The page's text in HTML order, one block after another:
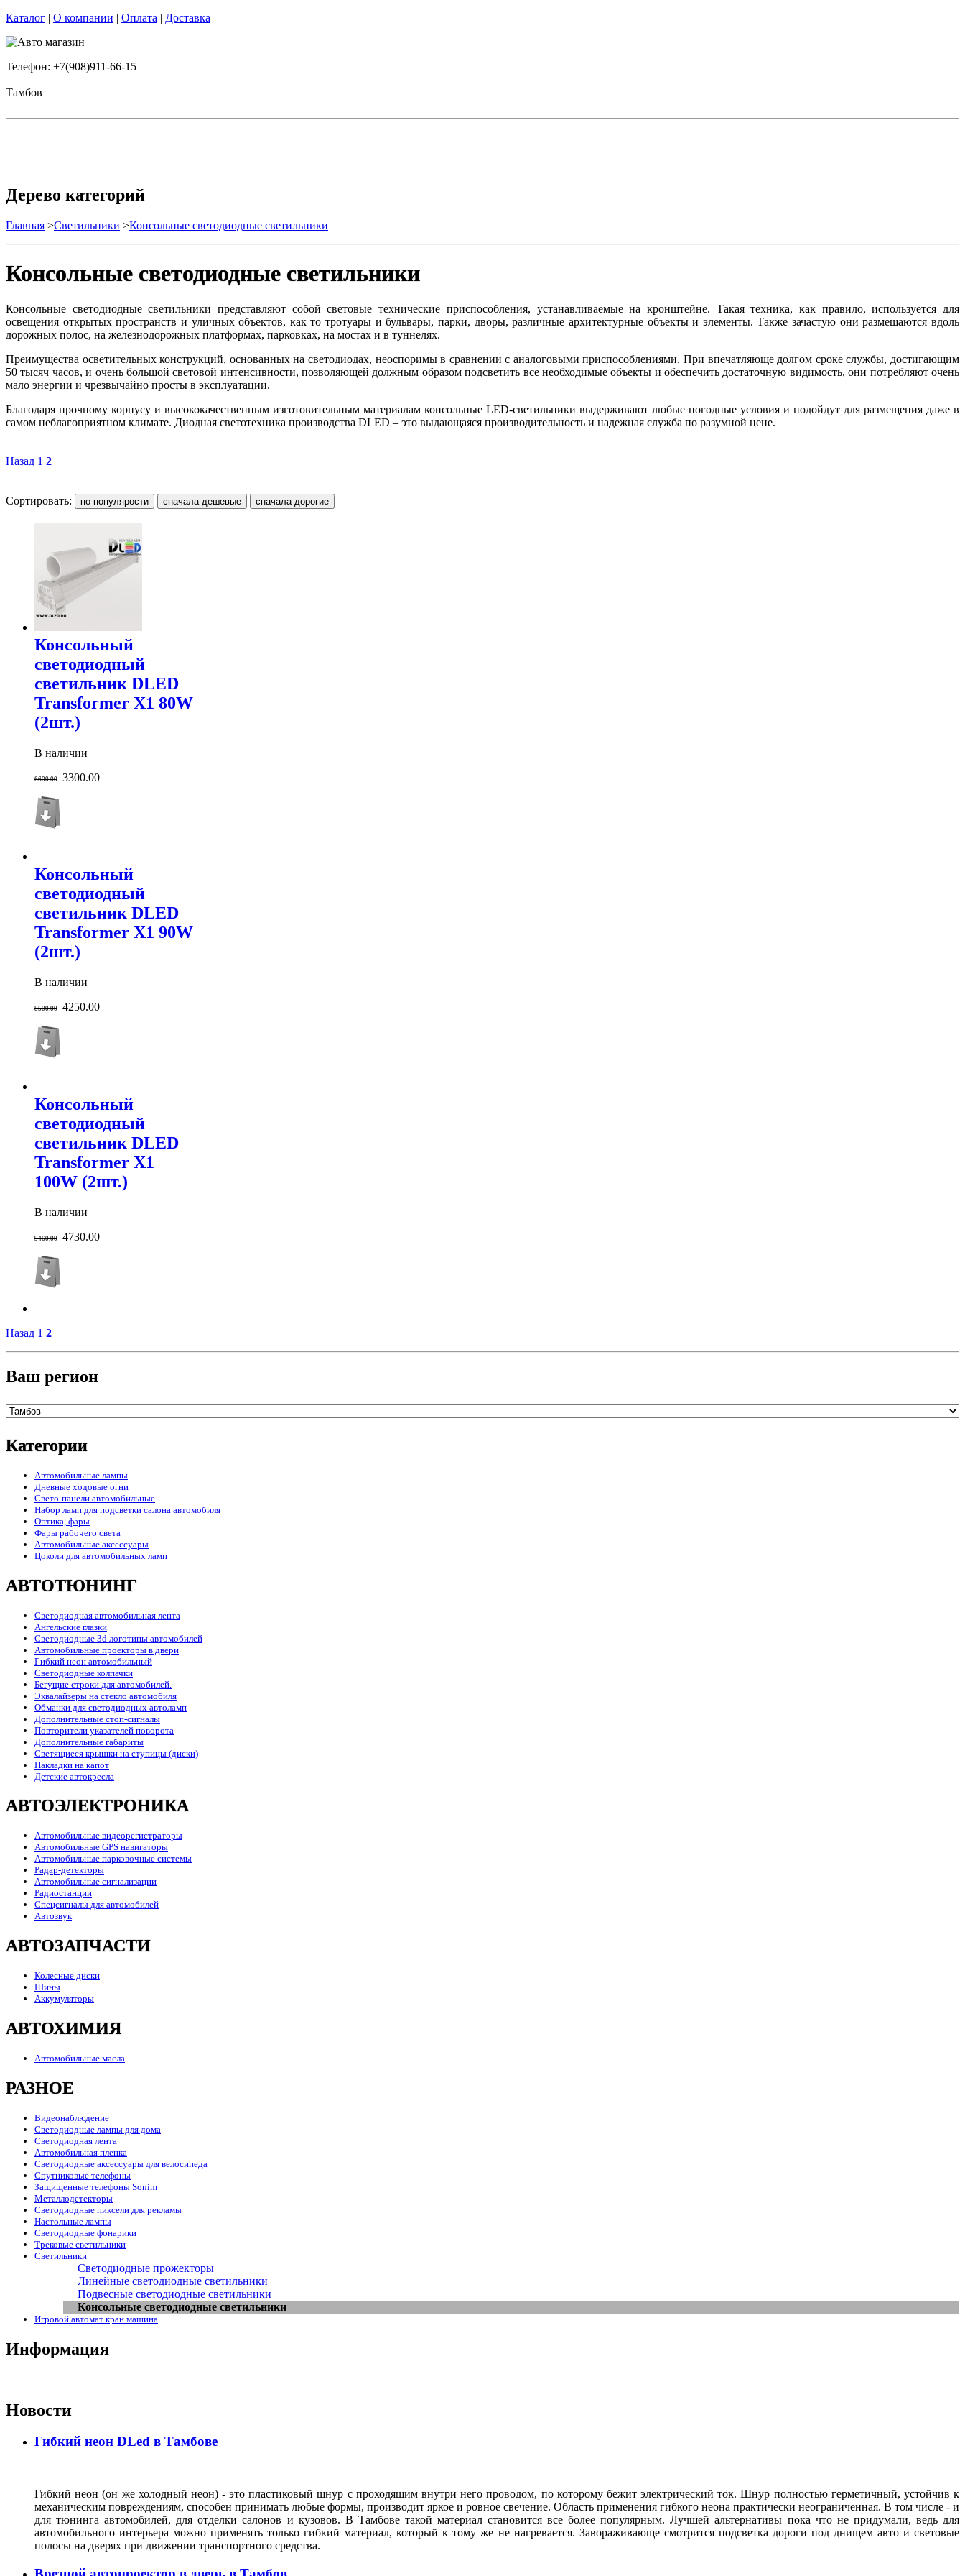
Каталог | О компании | Оплата | Доставка
Телефон: +7(908)911-66-15
Тамбов
Дерево категорий
Главная >Светильники >Консольные светодиодные светильники
Консольные светодиодные светильники
Консольные светодиодные светильники представляют собой световые технические приспособления, устанавливаемые на кронштейне. Такая техника, как правило, используется для
освещения открытых пространств и уличных объектов, как то тротуары и бульвары, парки, дворы, различные архитектурные объекты и элементы. Также зачастую они размещаются вдоль
дорожных полос, на железнодорожных платформах, парковках, на мостах и в туннелях.
Преимущества осветительных конструкций, основанных на светодиодах, неоспоримы в сравнении с аналоговыми приспособлениями. При впечатляюще долгом сроке службы, достигающим
50 тысяч часов, и очень большой световой интенсивности, позволяющей должным образом подсветить все необходимые объекты и обеспечить достаточную видимость, они потребляют очень
мало энергии и чрезвычайно просты в эксплуатации.
Благодаря прочному корпусу и высококачественным изготовительным материалам консольные LED-светильники выдерживают любые погодные условия и подойдут для размещения даже в
самом неблагоприятном климате. Диодная светотехника производства DLED – это выдающаяся производительность и надежная служба по разумной цене.
Назад 1 2
Сортировать:
Консольный
светодиодный
светильник DLED
Transformer X1 80W
(2шт.)
В наличии
6600.00 3300.00
Консольный
светодиодный
светильник DLED
Transformer X1 90W
(2шт.)
В наличии
8500.00 4250.00
Консольный
светодиодный
светильник DLED
Transformer X1
100W (2шт.)
В наличии
9460.00 4730.00
Назад 1 2
Ваш регион
Категории
Автомобильные лампы
Дневные ходовые огни
Свето-панели автомобильные
Набор ламп для подсветки салона автомобиля
Оптика, фары
Фары рабочего света
Автомобильные аксессуары
Цоколи для автомобильных ламп
АВТОТЮНИНГ
Светодиодная автомобильная лента
Ангельские глазки
Светодиодные 3d логотипы автомобилей
Автомобильные проекторы в двери
Гибкий неон автомобильный
Светодиодные колпачки
Бегущие строки для автомобилей.
Эквалайзеры на стекло автомобиля
Обманки для светодиодных автоламп
Дополнительные стоп-сигналы
Повторители указателей поворота
Дополнительные габариты
Светящиеся крышки на ступицы (диски)
Накладки на капот
Детские автокресла
АВТОЭЛЕКТРОНИКА
Автомобильные видеорегистраторы
Автомобильные GPS навигаторы
Автомобильные парковочные системы
Радар-детекторы
Автомобильные сигнализации
Радиостанции
Спецсигналы для автомобилей
Автозвук
АВТОЗАПЧАСТИ
Колесные диски
Шины
Аккумуляторы
АВТОХИМИЯ
Автомобильные масла
РАЗНОЕ
Видеонаблюдение
Светодиодные лампы для дома
Светодиодная лента
Автомобильная пленка
Светодиодные аксессуары для велосипеда
Спутниковые телефоны
Защищенные телефоны Sonim
Металлодетекторы
Светодиодные пиксели для рекламы
Настольные лампы
Светодиодные фонарики
Трековые светильники
Светильники
Светодиодные прожекторы
Линейные светодиодные светильники
Подвесные светодиодные светильники
Консольные светодиодные светильники
Игровой автомат кран машина
Информация
Новости
Гибкий неон DLed в Тамбове
Гибкий неон (он же холодный неон) - это пластиковый шнур с проходящим внутри него проводом, по которому бежит электрический ток. Шнур полностью герметичный, устойчив к
механическим повреждениям, способен принимать любые формы, производит яркое и ровное свечение. Область применения гибкого неона практически неограниченная. В том числе - и
для тюнинга автомобилей, для отделки салонов и кузовов. В Тамбове такой материал становится все более популярным. Лучшей альтернативы пока что не придумали, ведь для
автомобильного интерьера можно применять только гибкий материал, который к тому же не нагревается. Завораживающе смотрится подсветка дороги под днищем авто и световые
полосы на дверях при движении транспортного средства.